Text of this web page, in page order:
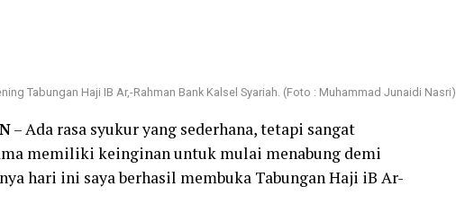
Tabungan Haji IB Ar,-Rahman Bank Kalsel Syariah. (Foto : Muhammad Junaidi Nasri)
– Ada rasa syukur yang sederhana, tetapi sangat
memiliki keinginan untuk mulai menabung demi
hari ini saya berhasil membuka Tabungan Haji iB Ar-